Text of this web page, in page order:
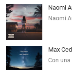
Naomi
Naomi
Max
Con